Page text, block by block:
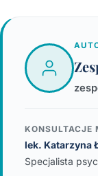
KONSULTACJE
lek. Katarzyna
Specjalista